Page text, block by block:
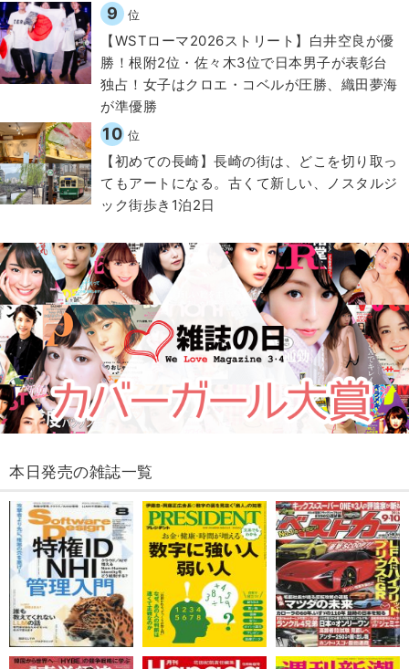
9 位
【WSTローマ2026ストリート】白井空良が優
勝！根附2位・佐々木3位で日本男子が表彰台
独占！女子はクロエ・コベルが圧勝、織田夢海
が準優勝
10 位
【初めての長崎】長崎の街は、どこを切り取っ
てもアートになる。古くて新しい、ノスタルジ
ック街歩き1泊2日
本日発売の雑誌一覧